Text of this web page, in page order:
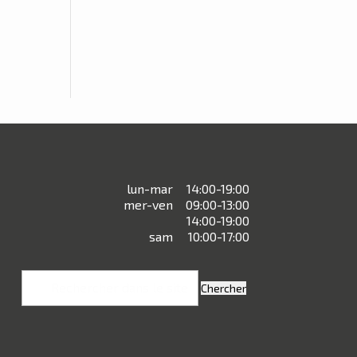
lun-mar
14:00-19:00
mer-ven
09:00-13:00
14:00-19:00
sam
10:00-17:00